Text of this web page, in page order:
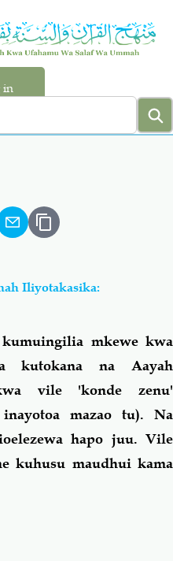
in
Hadiyth
Manhaj
Bid-'ah (Uzushi)
Firaq-Makundi
Duaa-Adhkaar
Iliyotakasika:
kumuingilia mkewe kwa
kutokana na Aayah
vile 'konde zenu'
mazao tu). Na
hapo juu. Vile
kuhusu maudhui kama